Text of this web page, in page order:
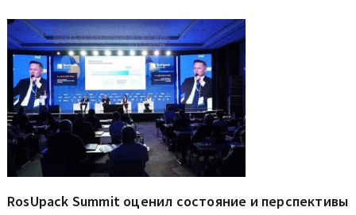
RosUpack Summit оценил состояние и перспективы